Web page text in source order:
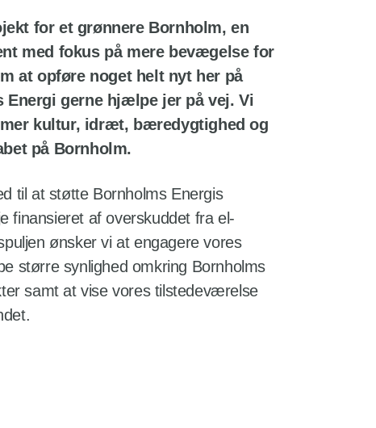
for et grønnere Bornholm, en
med fokus på mere bevægelse for
at opføre noget helt nyt her på
Energi gerne hjælpe jer på vej. Vi
kultur, idræt, bæredygtighed og
på Bornholm.
til at støtte Bornholms Energis
finansieret af overskuddet fra el-
ønsker vi at engagere vores
større synlighed omkring Bornholms
samt at vise vores tilstedeværelse